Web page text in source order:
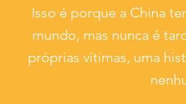
Isso é porque a China
mundo, mas nunca é
próprias vítimas, uma